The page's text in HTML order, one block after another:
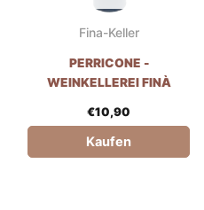
Fina-Keller
PERRICONE -
WEINKELLEREI FINÀ
€10,90
Kaufen